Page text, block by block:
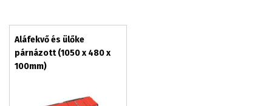
Aláfekvő és ülőke
párnázott (1050 x 480 x
100mm)